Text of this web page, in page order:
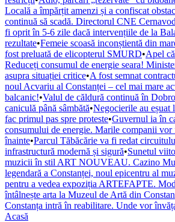
Locală a împărțit amenzi și a confiscat
continuă să scadă. Directorul CNE
fi oprit în 5-6 zile dacă intervențiile de la
rezultate•Femeie scoasă inconștientă din
fost preluată de elicopterul SMURD•Apel
Reduceți consumul de energie seara!
asupra situației critice•A fost semnat
noul Acvariu al Constanței – cel mai mare
balcanic!•Valul de căldură continuă în
caniculă până sâmbătă•Negocierile au
fac primul pas spre proteste•Guvernul ia în
consumului de energie. Marile companii vor
înainte•Parcul Tăbăcărie va fi redat
infrastructură modernă și sigură•Sunetul
muzicii în stil ART NOUVEAU. Cazino
legendară a Constanței, noul epicentru al
pentru a vedea expoziția ARTEFAPTE.
întâlnește arta la Muzeul de Artă din
Constanța intră în reabilitare. Unde vor
Acasă